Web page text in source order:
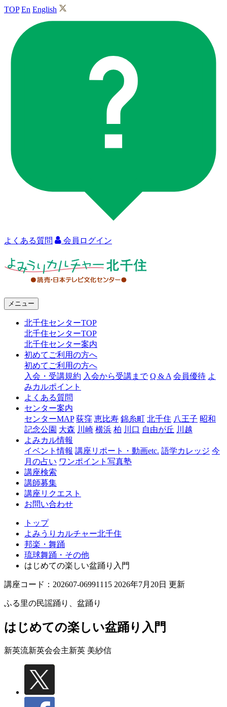
TOP En English
よくある質問 会員ログイン
ャ
千
メニュー
北千住センターTOP
北千住センターTOP
北千住センター案内
初めてご利用の方へ
初めてご利用の方へ
入会・受講規約 入会から受講まで Q & A 会員優待 よ
みカルポイント
よくある質問
センター案内
センターMAP 荻窪 恵比寿 錦糸町 北千住 八王子 昭和
記念公園 大森 川崎 横浜 柏 川口 自由が丘 川越
よみカル情報
イベント情報 講座リポート・動画etc. 語学カレッジ 今
月の占い ワンポイント写真塾
講座検索
講師募集
講座リクエスト
お問い合わせ
トップ
よみうりカルチャー北千住
邦楽・舞踊
琉球舞踊・その他
はじめての楽しい盆踊り入門
講座コード：202607-06991115 2026年7月20日 更新
ふる里の民謡踊り、盆踊り
はじめての楽しい盆踊り入門
新英流新英会会主新英 美紗信